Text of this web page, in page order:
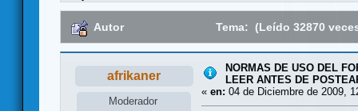
Autor Tema: (Leído 32870
afrikaner
Moderador
NORMAS DE USO DEL
LEER ANTES DE
« en: 04 de Diciembre de 2009,